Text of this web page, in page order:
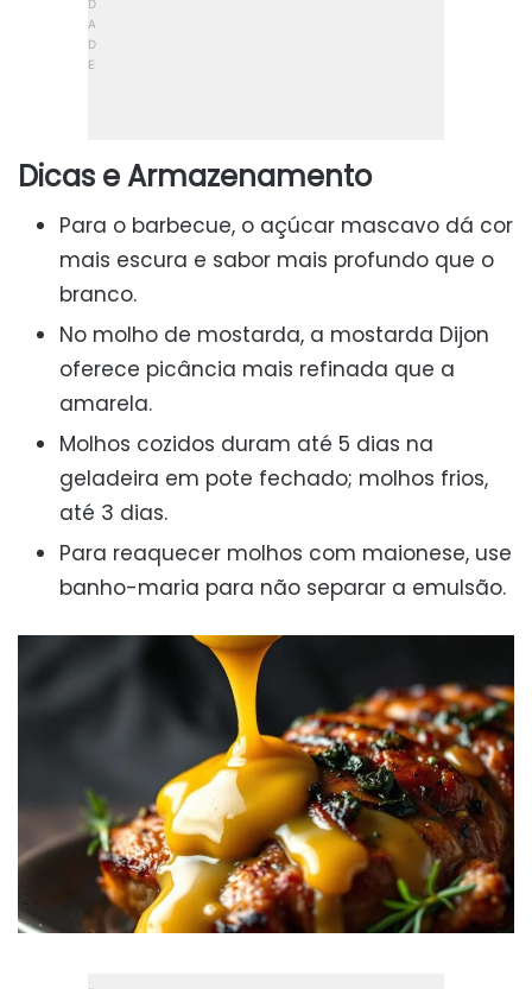
Dicas e Armazenamento
Para o barbecue, o açúcar mascavo dá cor
mais escura e sabor mais profundo que o
branco.
No molho de mostarda, a mostarda Dijon
oferece picância mais refinada que a
amarela.
Molhos cozidos duram até 5 dias na
geladeira em pote fechado; molhos frios,
até 3 dias.
Para reaquecer molhos com maionese, use
banho-maria para não separar a emulsão.